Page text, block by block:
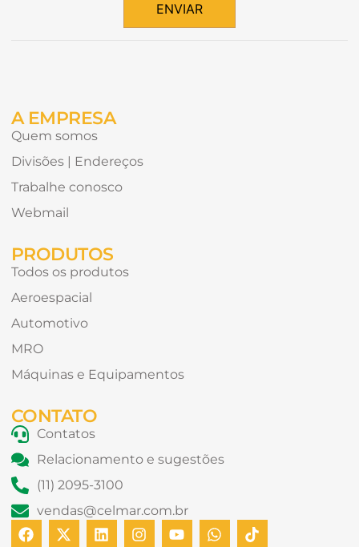
ENVIAR
A EMPRESA
Quem somos
Divisões | Endereços
Trabalhe conosco
Webmail
PRODUTOS
Todos os produtos
Aeroespacial
Automotivo
MRO
Máquinas e Equipamentos
CONTATO
Contatos
Relacionamento e sugestões
(11) 2095-3100
vendas@celmar.com.br
F
a
X
-
L
i
I
n
Y
o
W
h
T
i